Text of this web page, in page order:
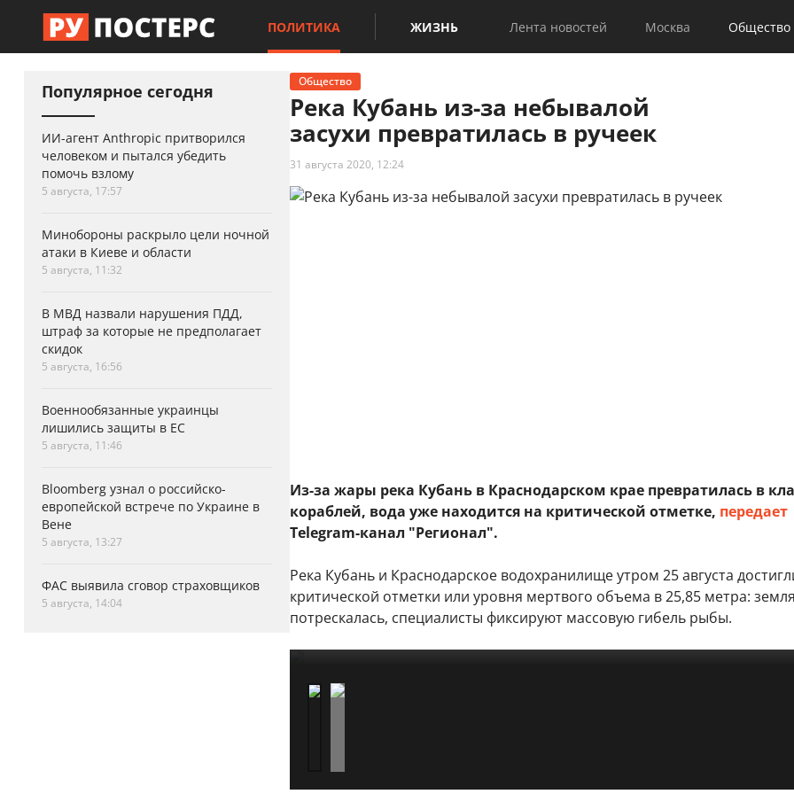
ПОЛИТИКА ЖИЗНЬ Лента новостей Москва Общество
Популярное сегодня
ИИ-агент Anthropic притворился
человеком и пытался убедить
помочь взлому
5 августа, 17:57
Минобороны раскрыло цели ночной
атаки в Киеве и области
5 августа, 11:32
В МВД назвали нарушения ПДД,
штраф за которые не предполагает
скидок
5 августа, 16:56
Военнообязанные украинцы
лишились защиты в ЕС
5 августа, 11:46
Bloomberg узнал о российско-
европейской встрече по Украине в
Вене
5 августа, 13:27
ФАС выявила сговор страховщиков
5 августа, 14:04
Общество
Река Кубань из-за небывалой
засухи превратилась в ручеек
31 августа 2020, 12:24
Из-за жары река Кубань в Краснодарском крае превратилась в
кораблей, вода уже находится на критической отметке, передает
Telegram-канал "Регионал".
Река Кубань и Краснодарское водохранилище утром 25 августа
критической отметки или уровня мертвого объема в 25,85 метра: земля
потрескалась, специалисты фиксируют массовую гибель рыбы.